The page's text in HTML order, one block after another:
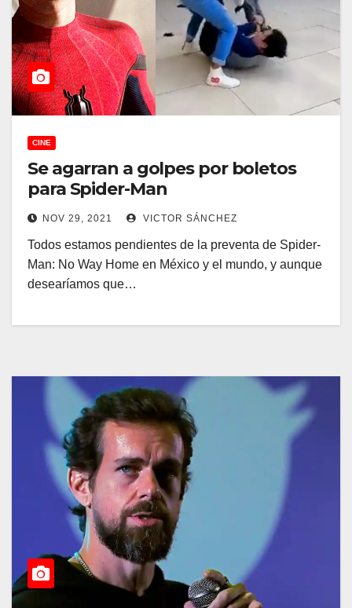
CINE
Se agarran a golpes por boletos
para Spider-Man
NOV 29, 2021 VICTOR SÁNCHEZ
Todos estamos pendientes de la preventa de Spider-
Man: No Way Home en México y el mundo, y aunque
desearíamos que…